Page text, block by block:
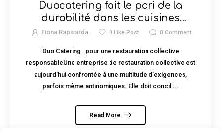
Duocatering fait le pari de la
durabilité dans les cuisines
institutionnelles belges
Fiona Rapisarda 0 Like Post 0 Comment
Duo Catering : pour une restauration collective
responsableUne entreprise de restauration collective est
aujourd’hui confrontée à une multitude d’exigences,
parfois même antinomiques. Elle doit concil ...
Read More